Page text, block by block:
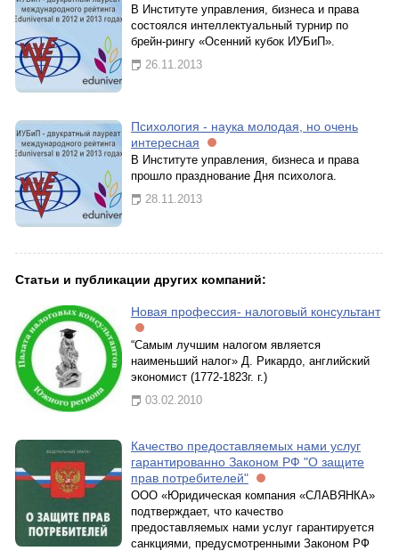
В Институте управления, бизнеса и права
состоялся интеллектуальный турнир по
брейн-рингу «Осенний кубок ИУБиП».
26.11.2013
Психология - наука молодая, но очень
интересная
В Институте управления, бизнеса и права
прошло празднование Дня психолога.
28.11.2013
Статьи и публикации других компаний:
Новая профессия- налоговый консультант
“Самым лучшим налогом является
наименьший налог» Д. Рикардо, английский
экономист (1772-1823г. г.)
03.02.2010
Качество предоставляемых нами услуг
гарантированно Законом РФ "О защите
прав потребителей"
ООО «Юридическая компания «СЛАВЯНКА»
подтверждает, что качество
предоставляемых нами услуг гарантируется
санкциями, предусмотренными Законом РФ